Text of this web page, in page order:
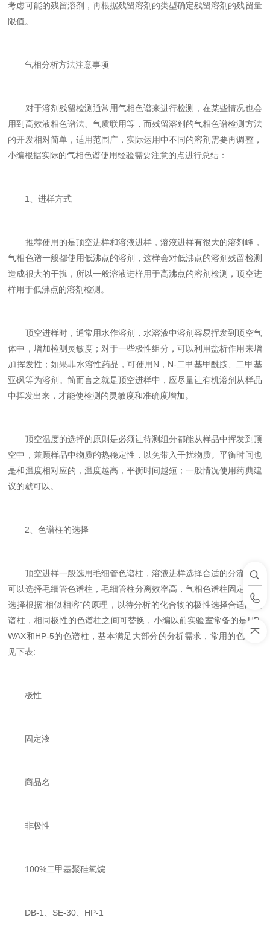
考虑可能的残留溶剂，再根据残留溶剂的类型确定残留溶剂的残留量
限值。
气相分析方法注意事项
对于溶剂残留检测通常用气相色谱来进行检测，在某些情况也会
用到高效液相色谱法、气质联用等，而残留溶剂的气相色谱检测方法
的开发相对简单，适用范围广，实际运用中不同的溶剂需要再调整，
小编根据实际的气相色谱使用经验需要注意的点进行总结：
1、进样方式
推荐使用的是顶空进样和溶液进样，溶液进样有很大的溶剂峰，
气相色谱一般都使用低沸点的溶剂，这样会对低沸点的溶剂残留检测
造成很大的干扰，所以一般溶液进样用于高沸点的溶剂检测，顶空进
样用于低沸点的溶剂检测。
顶空进样时，通常用水作溶剂，水溶液中溶剂容易挥发到顶空气
体中，增加检测灵敏度；对于一些极性组分，可以利用盐析作用来增
加挥发性；如果非水溶性药品，可使用N，N-二甲基甲酰胺、二甲基
亚砜等为溶剂。简而言之就是顶空进样中，应尽量让有机溶剂从样品
中挥发出来，才能使检测的灵敏度和准确度增加。
顶空温度的选择的原则是必须让待测组分都能从样品中挥发到顶
空中，兼顾样品中物质的热稳定性，以免带入干扰物质。平衡时间也
是和温度相对应的，温度越高，平衡时间越短；一般情况使用药典建
议的就可以。
2、色谱柱的选择
顶空进样一般选用毛细管色谱柱，溶液进样选择合适的分流比也
可以选择毛细管色谱柱，毛细管柱分离效率高，气相色谱柱固定液的
选择根据“相似相溶”的原理，以待分析的化合物的极性选择合适的色
谱柱，相同极性的色谱柱之间可替换，小编以前实验室常备的是HP-
WAX和HP-5的色谱柱，基本满足大部分的分析需求，常用的色谱柱
见下表:
极性
固定液
商品名
非极性
100%二甲基聚硅氧烷
DB-1、SE-30、HP-1